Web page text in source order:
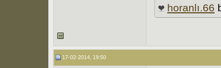
horanlı.66
17-02-2014, 19:50